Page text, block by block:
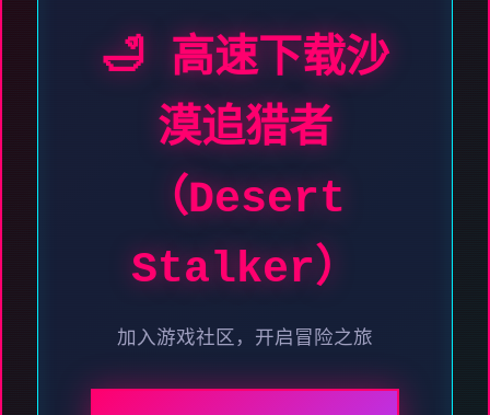
🛁 高速下载沙
漠追猎者
（Desert
Stalker）
加入游戏社区，开启冒险之旅